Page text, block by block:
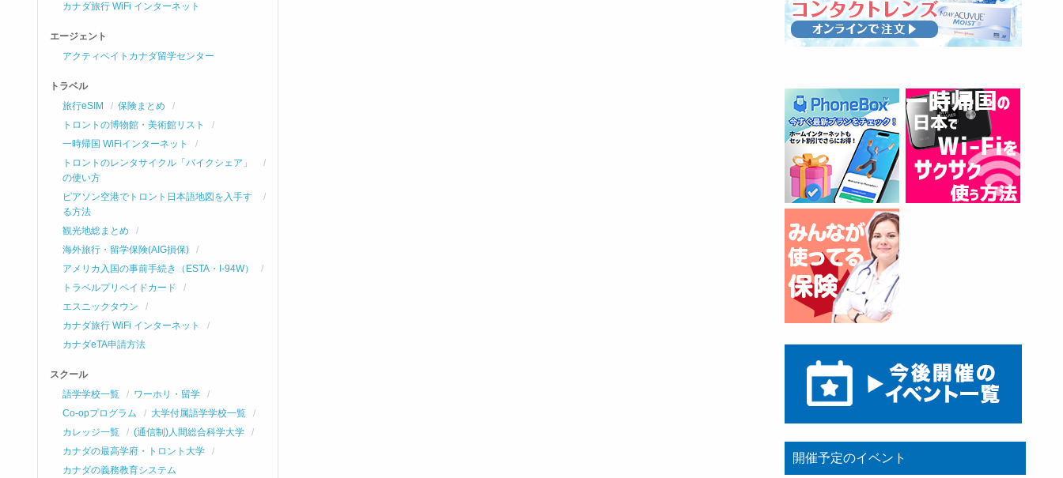
カナダ旅行 WiFi インターネット
エージェント
アクティベイトカナダ留学センター
トラベル
旅行eSIM
保険まとめ
トロントの博物館・美術館リスト
一時帰国 WiFiインターネット
トロントのレンタサイクル「バイクシェア」
の使い方
ピアソン空港でトロント日本語地図を入手す
る方法
観光地総まとめ
海外旅行・留学保険(AIG損保)
アメリカ入国の事前手続き（ESTA・I-94W）
トラベルプリペイドカード
エスニックタウン
カナダ旅行 WiFi インターネット
カナダeTA申請方法
スクール
語学学校一覧
ワーホリ・留学
Co-opプログラム
大学付属語学学校一覧
カレッジ一覧
(通信制)人間総合科学大学
カナダの最高学府・トロント大学
カナダの義務教育システム
開催予定のイベント